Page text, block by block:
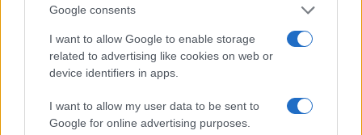
Google consents
I want to allow Google to enable storage
related to advertising like cookies on web or
device identifiers in apps.
I want to allow my user data to be sent to
Google for online advertising purposes.